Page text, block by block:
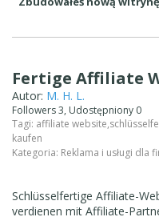
Fertige Affiliate
Autor: M. H. L.
Followers 3, Udostępniony 0
Tagi: affiliate website,
kaufen
Kategoria: Reklama i usługi dla
Schlüsselfertige Affiliate-
verdienen mit Affiliate-